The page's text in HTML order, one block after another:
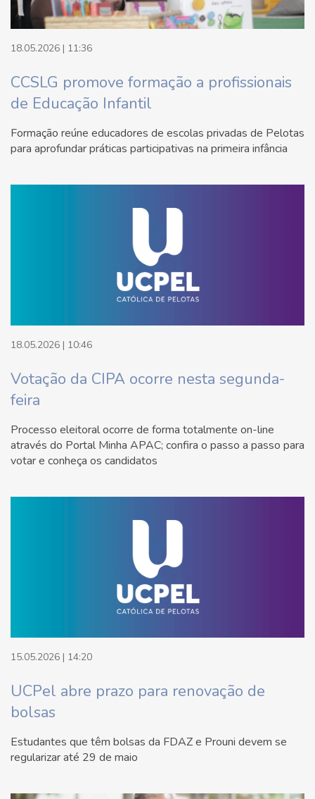
18.05.2026 | 11:36
CCSLG promove formação a profissionais
de Educação Infantil
Formação reúne educadores de escolas privadas de Pelotas
para aprofundar práticas participativas na primeira infância
18.05.2026 | 10:46
Votação da CIPA ocorre nesta segunda-
feira
Processo eleitoral ocorre de forma totalmente on-line
através do Portal Minha APAC; confira o passo a passo para
votar e conheça os candidatos
15.05.2026 | 14:20
UCPel abre prazo para renovação de
bolsas
Estudantes que têm bolsas da FDAZ e Prouni devem se
regularizar até 29 de maio